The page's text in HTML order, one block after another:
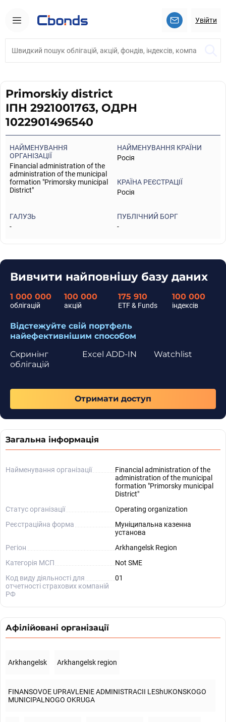
Увійти
Primorskiy district
ІПН 2921001763, ОДРН
1022901496540
НАЙМЕНУВАННЯ
ОРГАНІЗАЦІЇ
Financial administration of the
administration of the municipal
formation "Primorsky municipal
District"
НАЙМЕНУВАННЯ КРАЇНИ
Росія
КРАЇНА РЕЄСТРАЦІЇ
Росія
ГАЛУЗЬ
-
ПУБЛІЧНИЙ БОРГ
-
Вивчити найповнішу базу даних
1 000 000
облігацій
100 000
акцій
175 910
ETF & Funds
100 000
індексів
Відстежуйте свій портфель
найефективнішим способом
Скринінг
облігацій
Watchlist
Excel ADD-IN
Отримати доступ
Загальна інформація
Найменування організації
Financial administration of the
administration of the municipal
formation "Primorsky municipal
District"
Статус організації
Operating organization
Реєстраційна форма
Муніципальна казенна
установа
Регіон
Arkhangelsk Region
Категорія МСП
Not SME
Код виду діяльності для
отчетності страхових компаній
РФ
01
Афілійовані організації
Arkhangelsk Arkhangelsk region
FINANSOVOE UPRAVLENIE ADMINISTRACII LEShUKONSKOGO
MUNICIPALNOGO OKRUGA